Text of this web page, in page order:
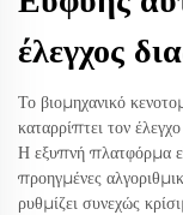
έλεγχος
Το βιομηχανικό
καταρρίπτει τον
Η εξυπνή πλατφόρμα
προηγμένες
ρυθμίζει συνεχώς